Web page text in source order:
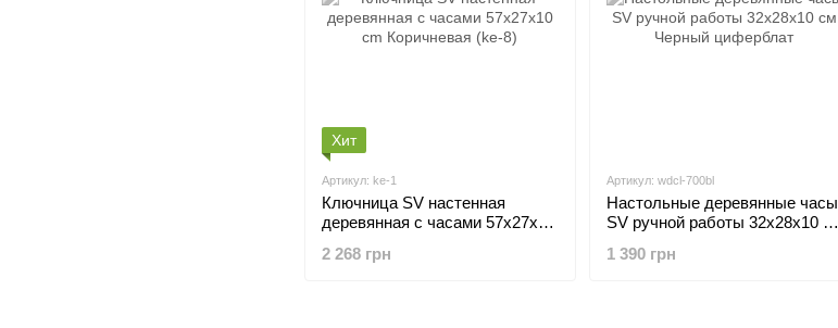
Хит
Артикул: ke-1
Ключница SV настенная
деревянная с часами 57x27x10
2 268 грн
Артикул: wdcl-700bl
Настольные деревянные часы
SV ручной работы 32х28х10 см
1 390 грн